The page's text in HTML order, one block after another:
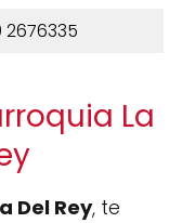
La
Del Rey, te